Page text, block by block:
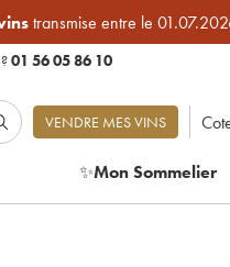
transmise entre le
01 56 05 86 10
VENDRE MES VINS
✨Mon Sommelier